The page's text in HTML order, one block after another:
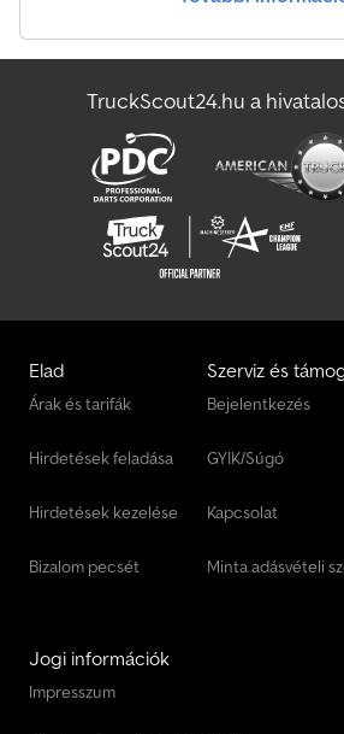
m „Levehető felépítmény” funkció
rampához és csörlőhöz Hasznos
rendelkező fülke Központi zár Külső
Járművek Via Rovigana 47/G 35043
Umberto Vanzetto Kínálatunkban:
MERCEDES, VOLVO, RENAULT, DAF, MAN,
EUROCARGO, STRALIS, TRAKKER,
felépítményes, ponyvás, dobozos, hűtős,
fixplatós, nyerges vontató, pótkocsi,
különféle típusok, mobil padló, daru, egyedi
Felépítményes autómentő/pódiumplató/
járművek. Dwjdpfox Uyt Hex Al Dja
TruckScout24.hu a
Elad
Árak és tarifák
Hirdetések feladása
Hirdetések kezelése
Bizalom pecsét
Szerviz és
Bejelentkezés
GYIK/Súgó
Kapcsolat
Minta adásvételi
Jogi információk
Impresszum